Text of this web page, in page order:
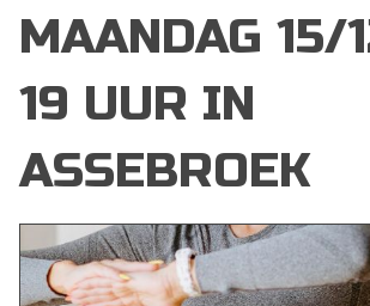
MAANDAG 15/
19 UUR IN
ASSEBROEK